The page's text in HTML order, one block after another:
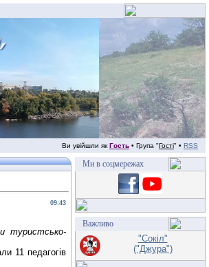
Ви увійшли як Гость • Група "Гості" • RSS
09:43
туристсько-
11 педагогів
Ми в соцмережах
Важливо
"Сокіл"
("Джура")